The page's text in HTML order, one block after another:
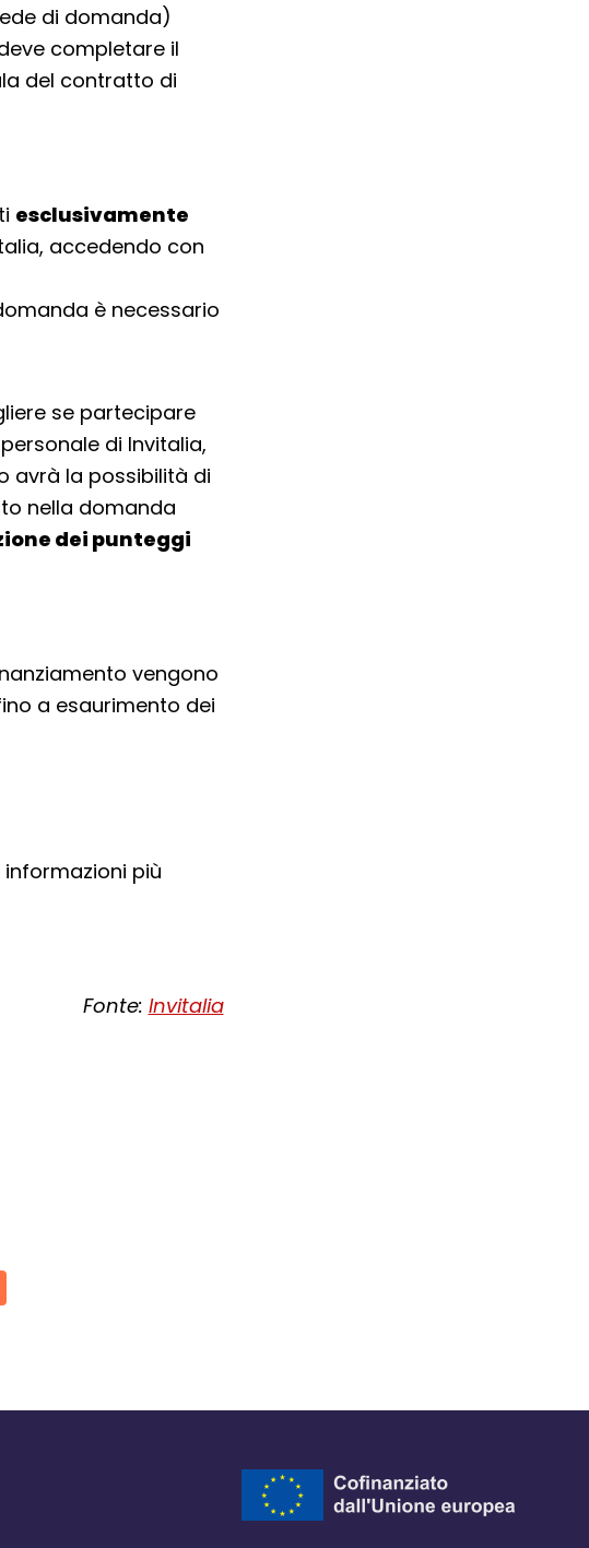
di domanda)
completare il
del contratto di
esclusivamente
accedendo con
è necessario
se partecipare
di Invitalia,
avrà la possibilità di
nella domanda
dei punteggi
vengono
a esaurimento dei
più
Fonte: Invitalia
finestra del browser
del browser
finestra del browser